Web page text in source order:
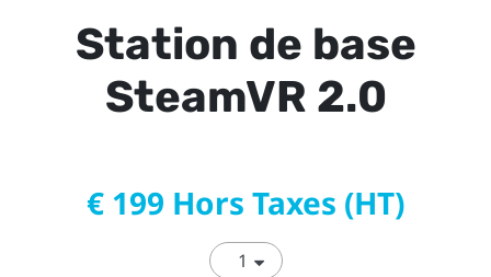
Station de base
SteamVR 2.0
€ 199 Hors Taxes (HT)